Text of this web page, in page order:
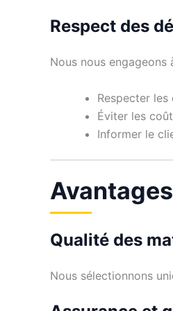
Respect des
Nous nous engageons
Respecter les
Éviter les
Informer le
Qualité des
Nous sélectionnons